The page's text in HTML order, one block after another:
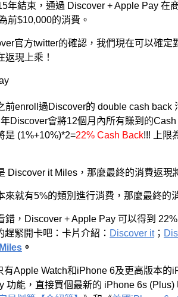
年結束，通過 Discover + Apple Pay 在
前$10,000的消費。
官方twitter的確認，我們現在可以確
返現上乘！
前enroll過Discover的 double cash back
Discover會將12個月內所有賺到的
是 (1%+10%)*2=22% Cash Back!!! 上限
Discover it Miles，那麼最終的消費返現
來就有5%的類別進行消費，那麼最終的
錯，Discover + Apple Pay 可以得到
趕緊開卡吧：卡片介紹： Discover it；
。
有Apple Watch和iPhone 6及更高版本
功能，直接買個最新的 iPhone 6s (Plus)